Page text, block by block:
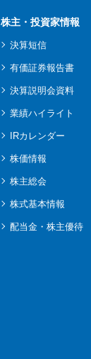
株主・投資家情報
決算短信
有価証券報告書
決算説明会資料
業績ハイライト
IRカレンダー
株価情報
株主総会
株式基本情報
配当金・株主優待